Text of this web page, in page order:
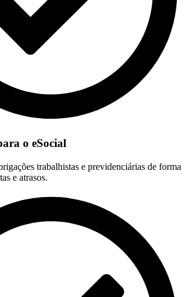
o eSocial
trabalhistas e previdenciárias de forma
e atrasos.